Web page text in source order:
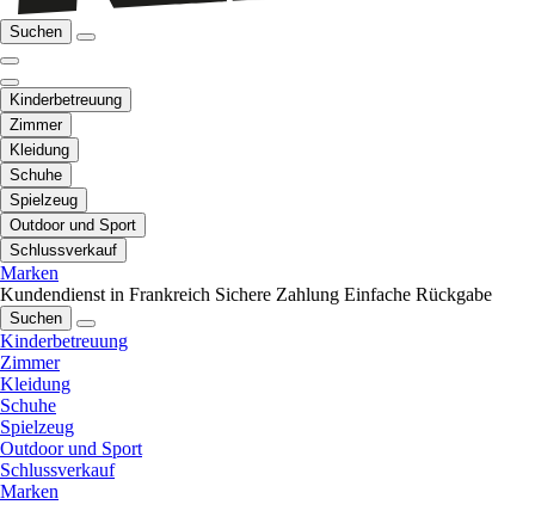
Suchen
Kinderbetreuung
Zimmer
Kleidung
Schuhe
Spielzeug
Outdoor und Sport
Schlussverkauf
Marken
Kundendienst in Frankreich Sichere Zahlung Einfache Rückgabe
Suchen
Kinderbetreuung
Zimmer
Kleidung
Schuhe
Spielzeug
Outdoor und Sport
Schlussverkauf
Marken